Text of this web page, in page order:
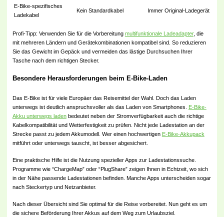
E-Bike-spezifisches
Ladekabel
Kein Standardkabel Immer Original-Ladegerät
Profi-Tipp: Verwenden Sie für die Vorbereitung multifunktionale Ladeadapter, die
mit mehreren Ländern und Gerätekombinationen kompatibel sind. So reduzieren
Sie das Gewicht im Gepäck und vermeiden das lästige Durchsuchen Ihrer
Tasche nach dem richtigen Stecker.
Besondere Herausforderungen beim E-Bike-Laden
Das E-Bike ist für viele Europäer das Reisemittel der Wahl. Doch das Laden
unterwegs ist deutlich anspruchsvoller als das Laden von Smartphones. E-Bike-
Akku unterwegs ladenbedeutet neben der Stromverfügbarkeit auch die richtige
Kabelkompatibilität und Wetterfestigkeit zu prüfen. Nicht jede Ladestation an der
Strecke passt zu jedem Akkumodell. Wer einen hochwertigen E-Bike-Akkupack
mitführt oder unterwegs tauscht, ist besser abgesichert.
Eine praktische Hilfe ist die Nutzung spezieller Apps zur Ladestationssuche.
Programme wie “ChargeMap” oder “PlugShare” zeigen Ihnen in Echtzeit, wo sich
in der Nähe passende Ladestationen befinden. Manche Apps unterscheiden sogar
nach Steckertyp und Netzanbieter.
Nach dieser Übersicht sind Sie optimal für die Reise vorbereitet. Nun geht es um
die sichere Beförderung Ihrer Akkus auf dem Weg zum Urlaubsziel.